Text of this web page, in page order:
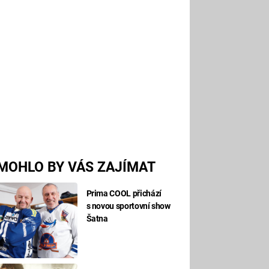
BY VÁS ZAJÍMAT
Prima COOL přichází
s novou sportovní show
Šatna